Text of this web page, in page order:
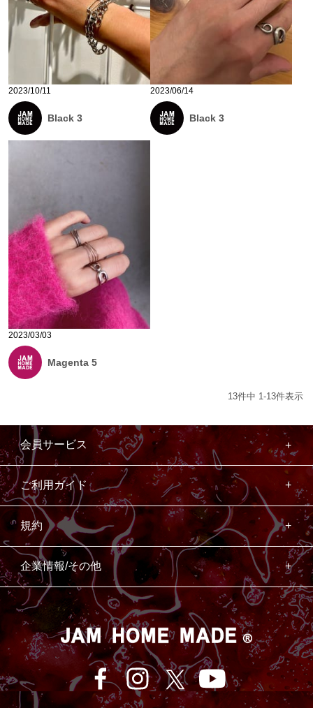
2023/10/11
Black 3
2023/06/14
Black 3
2023/03/03
Magenta 5
13件中 1-13件表示
会員サービス
ご利用ガイド
規約
企業情報/その他